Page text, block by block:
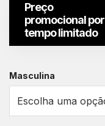
Preço
promocional por
tempo limitado
Masculina